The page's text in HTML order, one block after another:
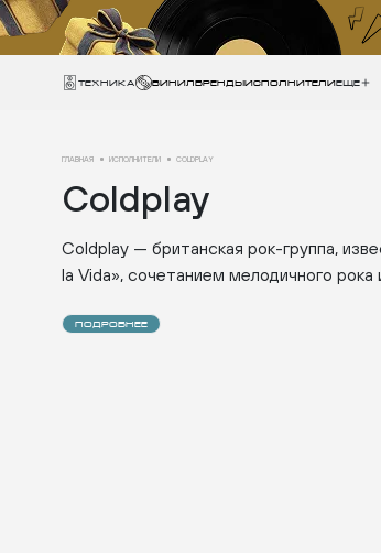
Техника ВИНИЛБРЕНДЫИСПОЛНИТЕЛИЕще
ГЛАВНАЯ ИСПОЛНИТЕЛИ COLDPLAY
Coldplay
Coldplay — британская рок-группа,
la Vida», сочетанием мелодичного рока
ПОДРОБНЕЕ